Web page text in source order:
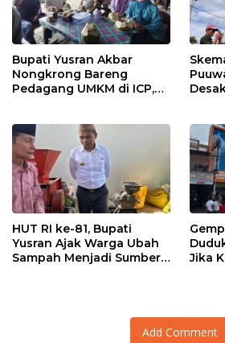
Bupati Yusran Akbar
Nongkrong Bareng
Pedagang UMKM di ICP,
Kerakyatan
HUT RI ke-81, Bupati
Yusran Ajak Warga Ubah
Sampah Menjadi Sumber
Jika
Add Comment